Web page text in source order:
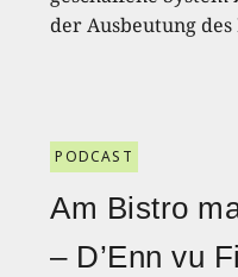
der Ausbeutung
PODCAST
Am Bistro
– D’Enn vu